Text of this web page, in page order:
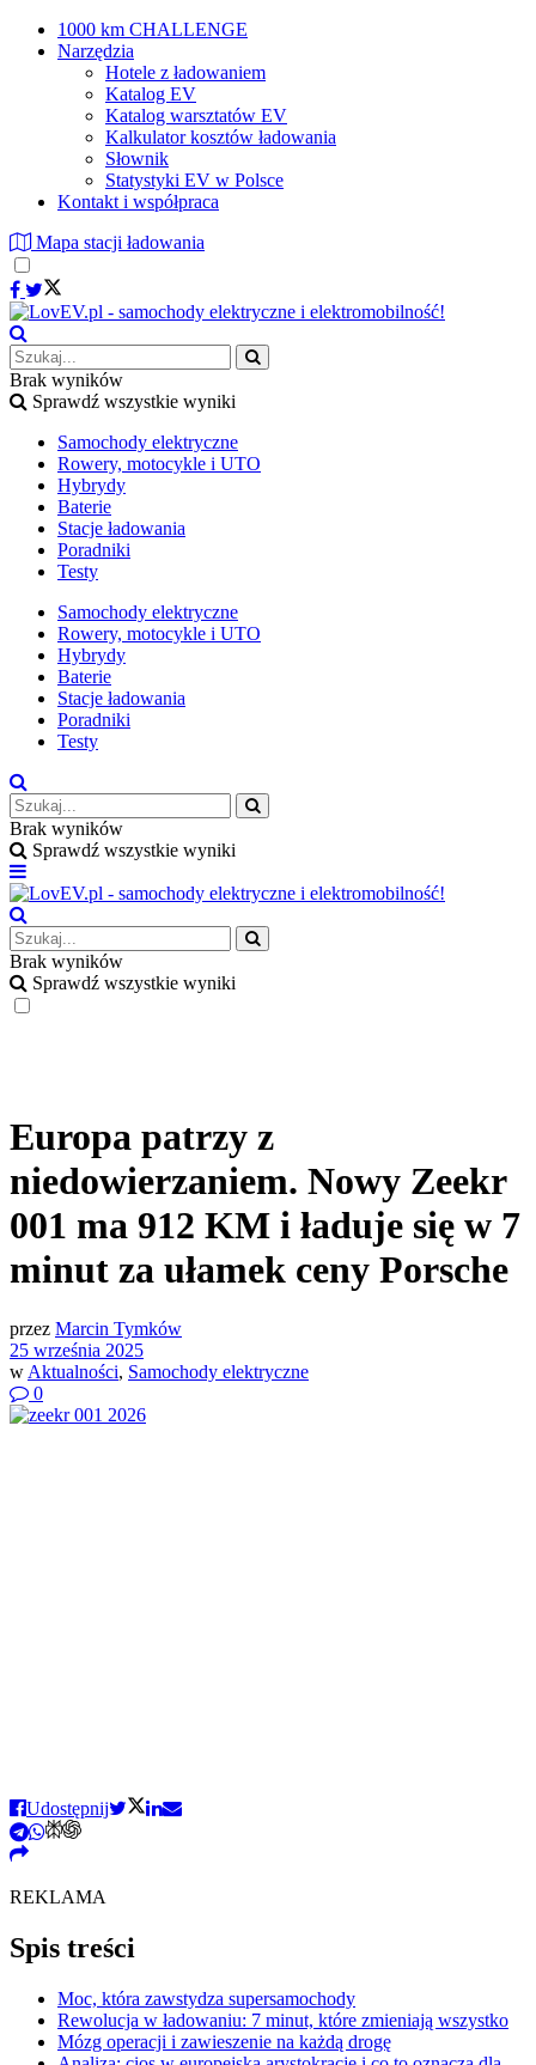
1000 km CHALLENGE
Narzędzia
Hotele z ładowaniem
Katalog EV
Katalog warsztatów EV
Kalkulator kosztów ładowania
Słownik
Statystyki EV w Polsce
Kontakt i współpraca
Mapa stacji ładowania
Brak wyników
Sprawdź wszystkie wyniki
Samochody elektryczne
Rowery, motocykle i UTO
Hybrydy
Baterie
Stacje ładowania
Poradniki
Testy
Samochody elektryczne
Rowery, motocykle i UTO
Hybrydy
Baterie
Stacje ładowania
Poradniki
Testy
Brak wyników
Sprawdź wszystkie wyniki
Brak wyników
Sprawdź wszystkie wyniki
Europa patrzy z
niedowierzaniem. Nowy Zeekr
001 ma 912 KM i ładuje się w 7
minut za ułamek ceny Porsche
przez Marcin Tymków
25 września 2025
w Aktualności, Samochody elektryczne
0
Udostępnij
REKLAMA
Spis treści
Moc, która zawstydza supersamochody
Rewolucja w ładowaniu: 7 minut, które zmieniają wszystko
Mózg operacji i zawieszenie na każdą drogę